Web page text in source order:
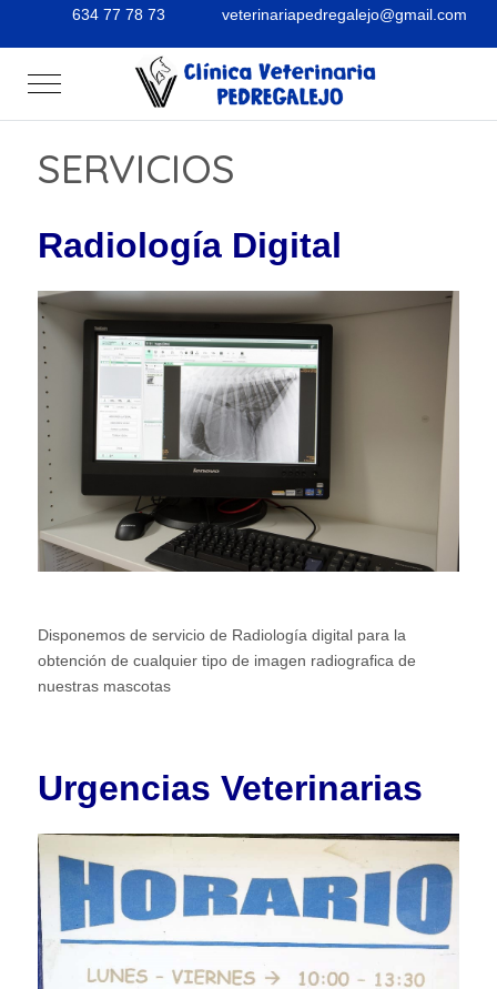
634 77 78 73 veterinariapedregalejo@gmail.com
Mobile Menu Toggle
SERVICIOS
Radiología Digital
Disponemos de servicio de Radiología digital para la
obtención de cualquier tipo de imagen radiografica de
nuestras mascotas
Urgencias Veterinarias